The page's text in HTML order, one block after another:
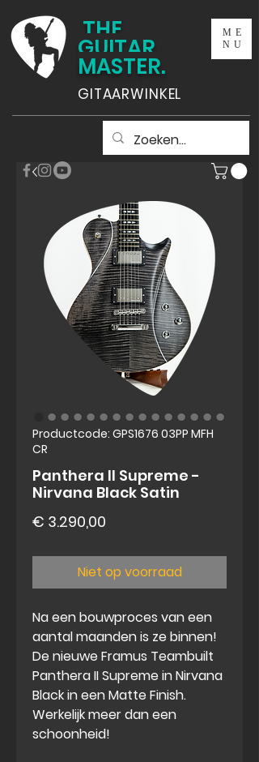
THE
GUITAR
MASTER.
GITAARWINKEL
ME
NU
Productcode: GPS1676 03PP MFH
CR
Panthera II Supreme -
Nirvana Black Satin
€ 3.290,00
Niet op voorraad
Na een bouwproces van een
aantal maanden is ze binnen!
De nieuwe Framus Teambuilt
Panthera II Supremein Nirvana
Black in een Matte Finish.
Werkelijk meer dan een
schoonheid!